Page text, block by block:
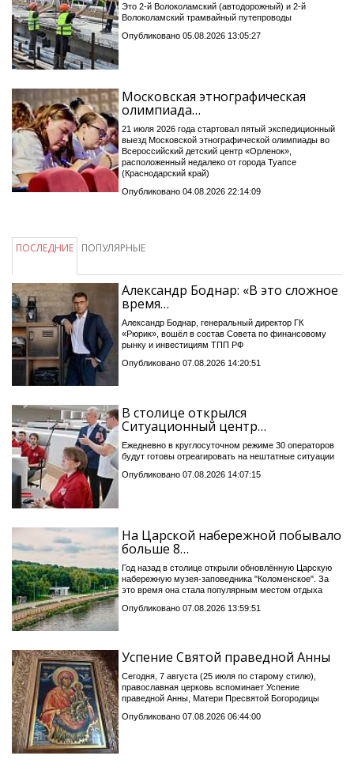
Это 2-й Волоколамский (автодорожный) и 2-й
Волоколамский трамвайный путепроводы
Опубликовано 05.08.2026 13:05:27
Московская этнографическая
олимпиада…
21 июля 2026 года стартовал пятый экспедиционный
выезд Московской этнографической олимпиады во
Всероссийский детский центр «Орленок»,
расположенный недалеко от города Туапсе
(Краснодарский край)
Опубликовано 04.08.2026 22:14:09
ПОСЛЕДНИЕ ПОПУЛЯРНЫЕ
Александр Боднар: «В это сложное
время…
Александр Боднар, генеральный директор ГК
«Рюрик», вошёл в состав Совета по финансовому
рынку и инвестициям ТПП РФ
Опубликовано 07.08.2026 14:20:51
В столице открылся
Ситуационный центр…
Ежедневно в круглосуточном режиме 30 операторов
будут готовы отреагировать на нештатные ситуации
Опубликовано 07.08.2026 14:07:15
На Царской набережной побывало
больше 8…
Год назад в столице открыли обновлённую Царскую
набережную музея-заповедника "Коломенское". За
это время она стала популярным местом отдыха
Опубликовано 07.08.2026 13:59:51
Успение Святой праведной Анны
Сегодня, 7 августа (25 июля по старому стилю),
православная церковь вспоминает Успение
праведной Анны, Матери Пресвятой Богородицы
Опубликовано 07.08.2026 06:44:00